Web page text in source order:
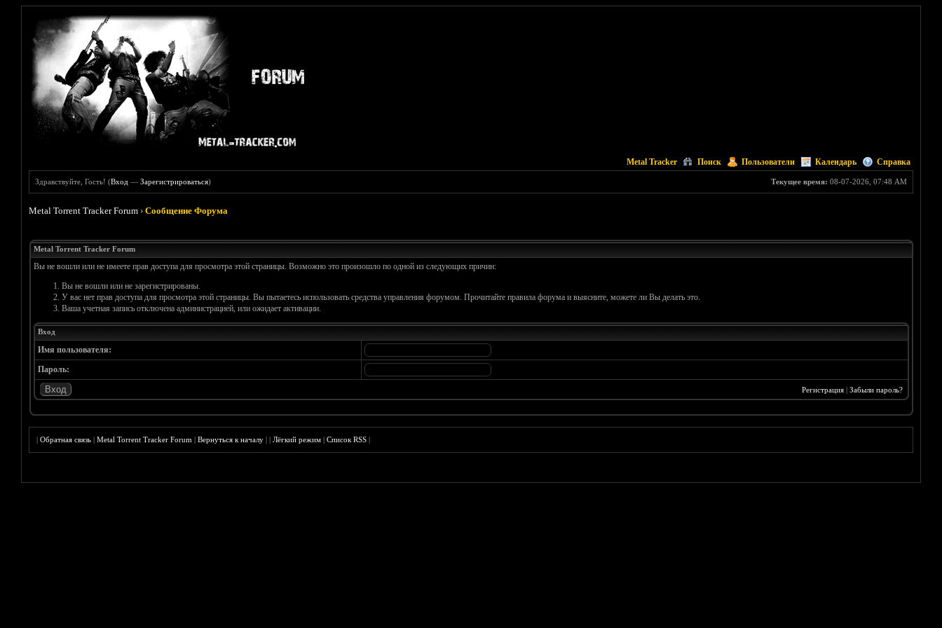
Metal Tracker Поиск Пользователи Календарь Справка
Текущее время: 08-07-2026, 07:48 AM
Здравствуйте, Гость! (Вход —Зарегистрироваться)
Metal Torrent Tracker Forum ›Сообщение Форума
Metal Torrent Tracker Forum
Вы не вошли или не имеете прав доступа для просмотра этой страницы. Возможно это произошло по одной из следующих причин:
Вы не вошли или не зарегистрированы.
У вас нет прав доступа для просмотра этой страницы. Вы пытаетесь использовать средства управления форумом. Прочитайте правила форума и выясните, можете ли Вы делать это.
Ваша учетная запись отключена администрацией, или ожидает активации.
Вход
Имя пользователя:
Пароль:
Регистрация| Забыли пароль?
|Обратная связь |Metal Torrent Tracker Forum |Вернуться к началу ||Лёгкий режим |Список RSS |